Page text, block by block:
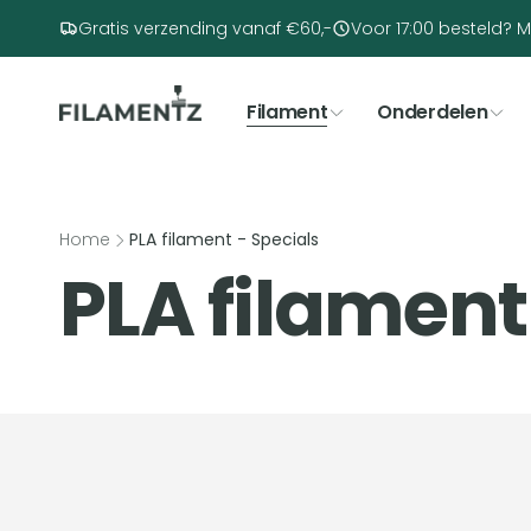
naar de Gratis verzending vanaf €60,- Voor 17:00 besteld?
Filament Onderdelen
Home PLA filament - Specials
C
PLA